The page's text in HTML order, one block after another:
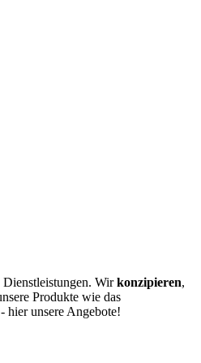
Wirkonzipieren,
Produkte wie das
- hier unsere Angebote!